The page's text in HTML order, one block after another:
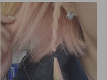
塗幾次，頭髮可能會看起來有
點油膩或結塊，所以用量一定
要控制好。尺寸也很適合攜
帶，隨時隨地都可以輕鬆補
妝。總之，比起其他產品，我
更推薦ANAZE！✌️